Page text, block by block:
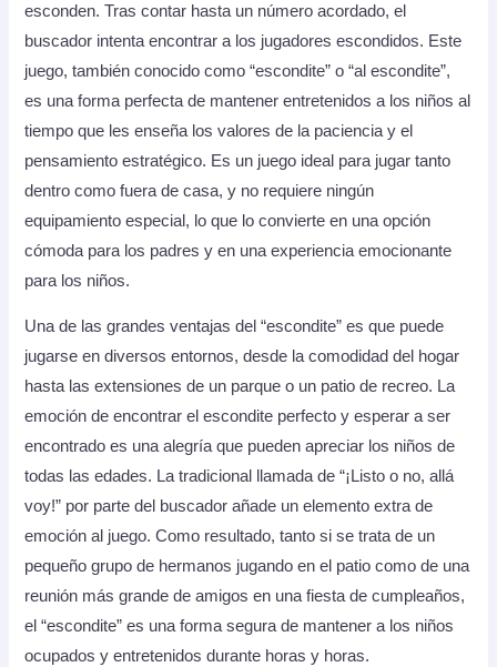
esconden. Tras contar hasta un número acordado, el
buscador intenta encontrar a los jugadores escondidos. Este
juego, también conocido como “escondite” o “al escondite”,
es una forma perfecta de mantener entretenidos a los niños al
tiempo que les enseña los valores de la paciencia y el
pensamiento estratégico. Es un juego ideal para jugar tanto
dentro como fuera de casa, y no requiere ningún
equipamiento especial, lo que lo convierte en una opción
cómoda para los padres y en una experiencia emocionante
para los niños.
Una de las grandes ventajas del “escondite” es que puede
jugarse en diversos entornos, desde la comodidad del hogar
hasta las extensiones de un parque o un patio de recreo. La
emoción de encontrar el escondite perfecto y esperar a ser
encontrado es una alegría que pueden apreciar los niños de
todas las edades. La tradicional llamada de “¡Listo o no, allá
voy!” por parte del buscador añade un elemento extra de
emoción al juego. Como resultado, tanto si se trata de un
pequeño grupo de hermanos jugando en el patio como de una
reunión más grande de amigos en una fiesta de cumpleaños,
el “escondite” es una forma segura de mantener a los niños
ocupados y entretenidos durante horas y horas.